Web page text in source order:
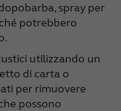
spray per
potrebbero
utilizzando un
di carta o
per rimuovere
possono